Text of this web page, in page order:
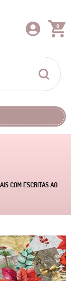
0
COM ESCRITAS AO